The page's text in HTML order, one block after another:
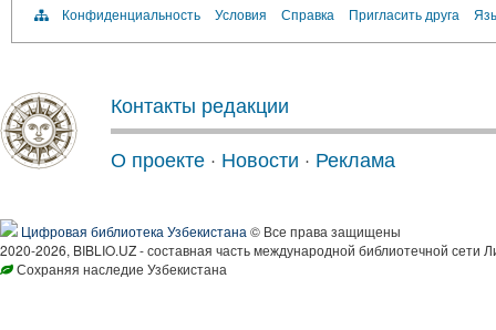
Конфиденциальность Условия Справка Пригласить друга
Контакты редакции
О проекте · Новости · Реклама
Цифровая библиотека Узбекистана © Все права защищены
2020-2026, BIBLIO.UZ - составная часть международной библиотечной сети
Сохраняя наследие Узбекистана